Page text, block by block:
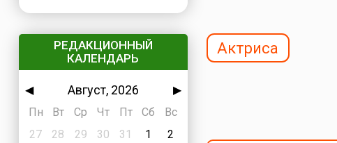
РЕДАКЦИОННЫЙ
КАЛЕНДАРЬ
◀ Август, 2026
▶
Пн
Вт Ср Чт Пт Сб
Вс
27
28 29 30 31 1
2
Актриса